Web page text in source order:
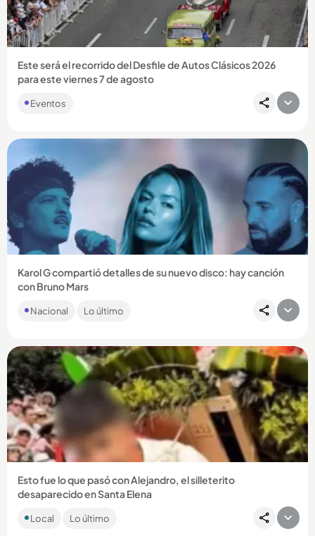
Compartir Noticia
Este será el recorrido del Desfile de Autos Clásicos 2026
para este viernes 7 de agosto
Eventos
Compartir Noticia
Karol G compartió detalles de su nuevo disco: hay canción
con Bruno Mars
comparada con una de Britney Spears....
Nacional Lo último
Compartir Noticia
Esto fue lo que pasó con Alejandro, el silleterito
desaparecido en Santa Elena
martes y este jueves el alcalde dio una dolorosa noticia....
Local Lo último